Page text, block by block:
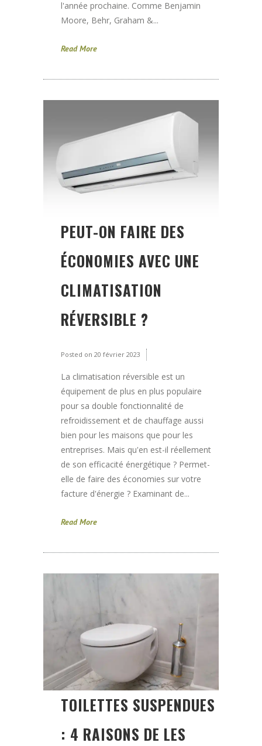
l'année prochaine. Comme Benjamin
Moore, Behr, Graham &...
Read More
PEUT-ON FAIRE DES
ÉCONOMIES AVEC UNE
CLIMATISATION
RÉVERSIBLE ?
Posted on 20 février 2023
La climatisation réversible est un
équipement de plus en plus populaire
pour sa double fonctionnalité de
refroidissement et de chauffage aussi
bien pour les maisons que pour les
entreprises. Mais qu'en est-il réellement
de son efficacité énergétique ? Permet-
elle de faire des économies sur votre
facture d'énergie ? Examinant de...
Read More
TOILETTES SUSPENDUES
: 4 RAISONS DE LES